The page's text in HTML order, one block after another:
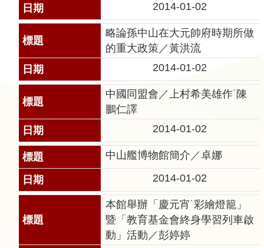
料
告
頁
導
2014-01-02
略論孫中山在大元帥府時期所做
的重大政策／黃洪流
2014-01-02
中國同盟會／上村希美雄作˙陳
鵬仁譯
2014-01-02
中山艦博物館簡介／卓娜
2014-01-02
本館舉辦「慶元宵˙彩繪燈籠」
暨「教育基金會終身學習列車啟
動」活動／彭婷婷